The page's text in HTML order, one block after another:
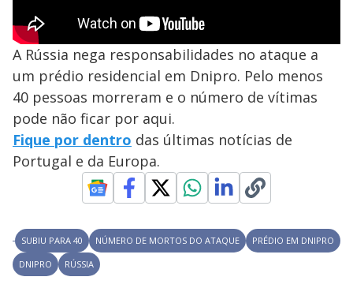
A Rússia nega responsabilidades no ataque a
um prédio residencial em Dnipro. Pelo menos
40 pessoas morreram e o número de vítimas
pode não ficar por aqui.
Fique por dentro das últimas notícias de
Portugal e da Europa.
SUBIU PARA 40 NÚMERO DE MORTOS DO ATAQUE
PRÉDIO EM DNIPRO
DNIPRO
RÚSSIA